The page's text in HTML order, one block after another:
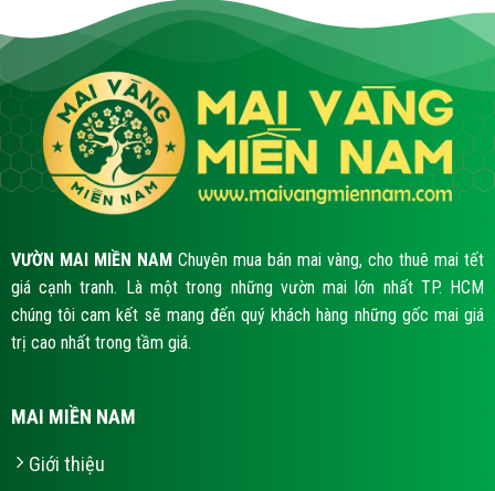
VƯỜN MAI MIỀN NAM Chuyên mua bán mai vàng, cho thuê mai tết
giá cạnh tranh. Là một trong những vườn mai lớn nhất TP. HCM
chúng tôi cam kết sẽ mang đến quý khách hàng những gốc mai giá
trị cao nhất trong tầm giá.
MAI MIỀN NAM
Giới thiệu